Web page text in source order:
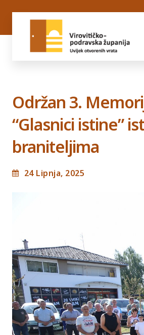
Održan 3.
“Glasnici istine”
braniteljima
24 Lipnja, 2025